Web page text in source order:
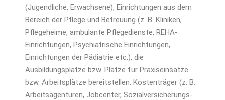
(Jugendliche, Erwachsene), Einrichtungen aus dem
Bereich der Pflege und Betreuung (z. B. Kliniken,
Pflege­heime, ambulante Pflegedienste, REHA-
Einrichtungen, Psychiatrische Einrichtungen,
Einrichtungen der Pädiatrie etc.), die
Ausbildungsplätze bzw. Plätze für Praxiseinsätze
bzw. Arbeitsplätze bereitstellen. Kostenträger (z. B.
Arbeitsagenturen, Jobcenter, Sozialversicherungs­